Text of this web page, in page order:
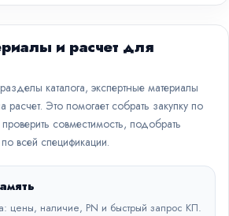
и расчет для
каталога, экспертные материалы
расчет. Это помогает собрать закупку по
совместимость, подобрать
всей спецификации.
цены, наличие, PN и быстрый запрос КП.